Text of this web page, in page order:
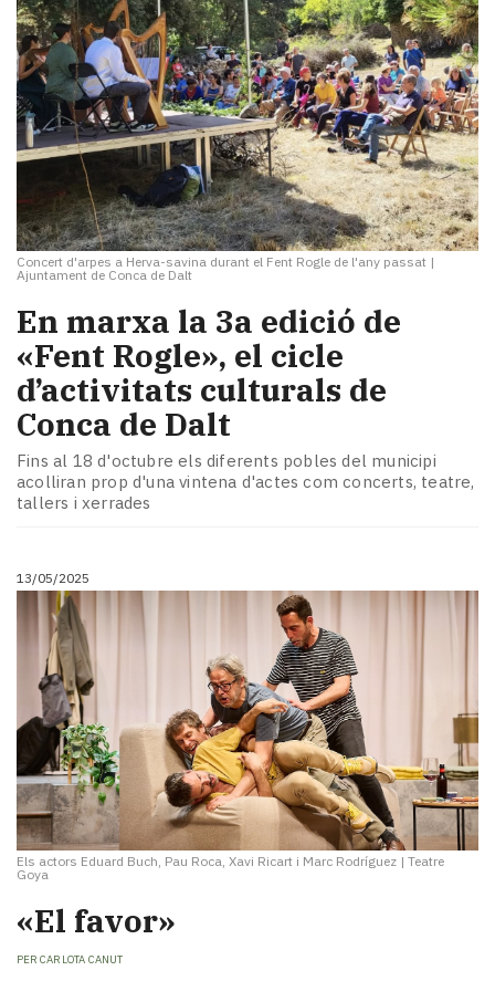
Concert d'arpes a Herva-savina durant el Fent Rogle de l'any passat |
Ajuntament de Conca de Dalt
En marxa la 3a edició de
«Fent Rogle», el cicle
d’activitats culturals de
Conca de Dalt
Fins al 18 d'octubre els diferents pobles del municipi
acolliran prop d'una vintena d'actes com concerts, teatre,
tallers i xerrades
13/05/2025
Els actors Eduard Buch, Pau Roca, Xavi Ricart i Marc Rodríguez | Teatre
Goya
«El favor»
PER CARLOTA CANUT